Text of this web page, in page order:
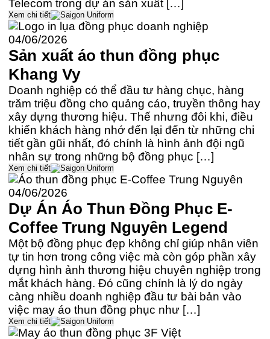
Telecom trong dự án sản xuất […]
Xem chi tiết
04/06/2026
Sản xuất áo thun đồng phục
Khang Vy
Doanh nghiệp có thể đầu tư hàng chục, hàng
trăm triệu đồng cho quảng cáo, truyền thông hay
xây dựng thương hiệu. Thế nhưng đôi khi, điều
khiến khách hàng nhớ đến lại đến từ những chi
tiết gần gũi nhất, đó chính là hình ảnh đội ngũ
nhân sự trong những bộ đồng phục […]
Xem chi tiết
04/06/2026
Dự Án Áo Thun Đồng Phục E-
Coffee Trung Nguyên Legend
Một bộ đồng phục đẹp không chỉ giúp nhân viên
tự tin hơn trong công việc mà còn góp phần xây
dựng hình ảnh thương hiệu chuyên nghiệp trong
mắt khách hàng. Đó cũng chính là lý do ngày
càng nhiều doanh nghiệp đầu tư bài bản vào
việc may áo thun đồng phục như […]
Xem chi tiết